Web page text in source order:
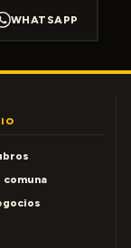
WHATSAPP
comuna